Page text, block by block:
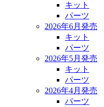
キット
パーツ
2026年6月発売
キット
パーツ
2026年5月発売
キット
パーツ
2026年4月発売
パーツ